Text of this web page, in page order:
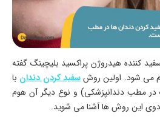
کننده هیدروژن پراکسید بلیچینگ گفته
می شود. اولین روشسفید کردن دندان با
در مطب دندانپزشکی) و نوع دیگر آن هوم
دوی این روش ها آشنا می شوید.